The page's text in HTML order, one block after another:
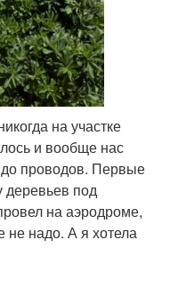
на участке
и вообще нас
проводов. Первые
под
на аэродроме,
не надо. А я хотела